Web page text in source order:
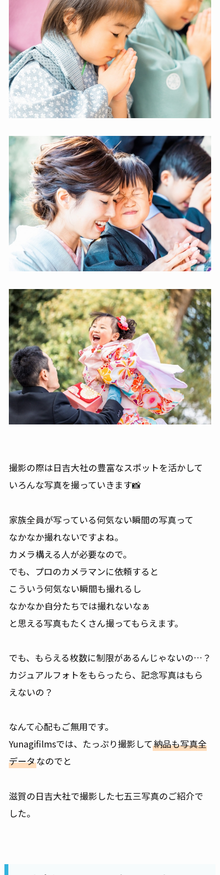
撮影の際は日吉大社の豊富なスポットを活かして
いろんな写真を撮っていきます📸
家族全員が写っている何気ない瞬間の写真って
なかなか撮れないですよね。
カメラ構える人が必要なので。
でも、プロのカメラマンに依頼すると
こういう何気ない瞬間も撮れるし
なかなか自分たちでは撮れないなぁ
と思える写真もたくさん撮ってもらえます。
でも、もらえる枚数に制限があるんじゃないの…？
カジュアルフォトをもらったら、記念写真はもら
えないの？
なんて心配もご無用です。
Yunagifilmsでは、たっぷり撮影して納品も写真全
データなのでと
滋賀の日吉大社で撮影した七五三写真のご紹介で
した。